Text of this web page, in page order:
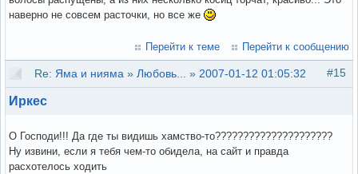
наверно не совсем расточки, но все же
Перейти к теме Перейти к сообщению
#15
Re: Яма и нияма » Любовь... » 2007-01-12 01:05:32
Иркес
О Господи!!! Да где ты видишь хамство-то?????????????????????
Ну извини, если я тебя чем-то обидела, на сайт и правда
расхотелось ходить